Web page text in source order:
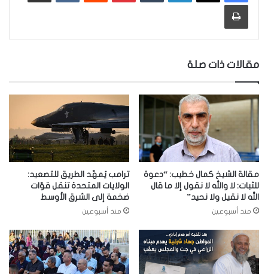
طباعة
مقالات ذات صلة
مقالة الشيخ كمال خطيب: “دعوة
للثبات: لا والله لا نقول إلا ما قال
الله لا نقيل ولا نحيد”
منذ أسبوعين
ترامب يُمهّد الطريق للتصعيد:
الولايات المتحدة تنقل قوّات
ضخمة إلى الشرق الأوسط
منذ أسبوعين